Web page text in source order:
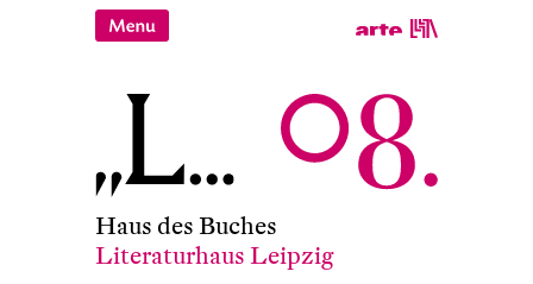
Haus des Buches
Literaturhaus Leipzig